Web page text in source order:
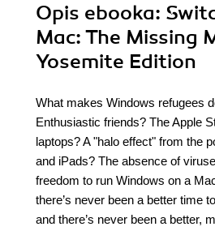
Opis ebooka:
Mac: The Missing
Yosemite Edition
What makes Windows refugees
Enthusiastic friends? The Apple
laptops? A "halo effect" from the
and iPads? The absence of
freedom to run Windows on a
there’s never been a better time
and there’s never been a better,